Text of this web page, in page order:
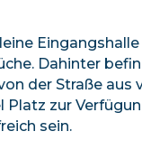
Dahinter
der Straße
Platz zur
sein.